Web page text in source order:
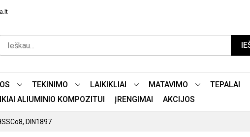
TEKINIMO LAIKIKLIAI MATAVIMO TEPALAI
ALIUMINIO KOMPOZITUI ĮRENGIMAI AKCIJOS
DIN1897